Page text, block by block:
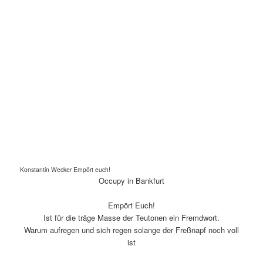
Konstantin Wecker Empört euch!
Occupy in Bankfurt
Empört Euch!
Ist für die träge Masse der Teutonen ein Fremdwort.
Warum aufregen und sich regen solange der Freßnapf noch voll
ist